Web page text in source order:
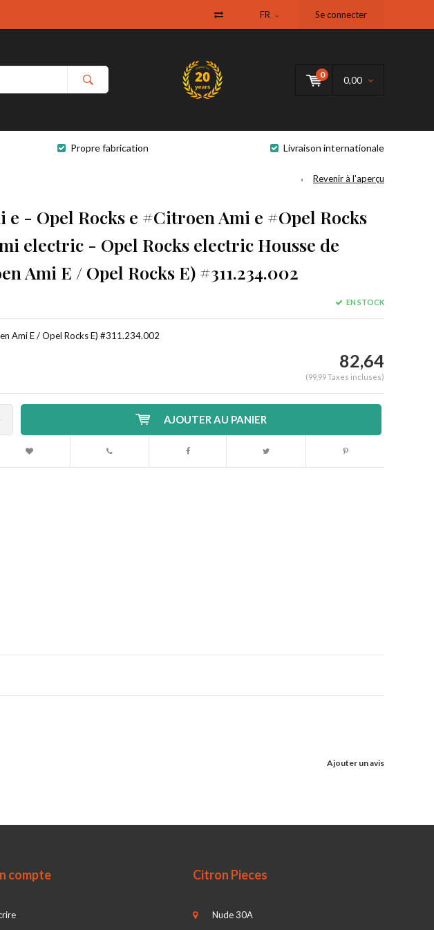
FR Se connecter
0
0,00
Propre fabrication Livraison internationale
Revenir à l'aperçu
e - Opel Rocks e #Citroen Ami e #Opel Rocks
electric - Opel Rocks electric Housse de
Ami E / Opel Rocks E) #311.234.002
EN STOCK
Ami E / Opel Rocks E) #311.234.002
82,64
(99,99 Taxes incluses)
AJOUTER AU PANIER
Ajouter un avis
compte Citron Pieces
Nude 30A